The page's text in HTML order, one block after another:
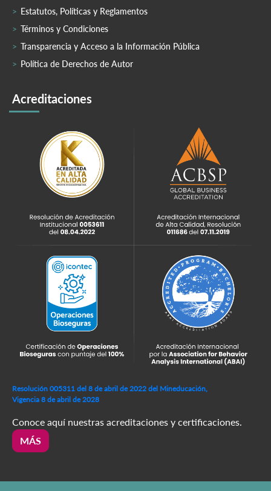
Estatutos, Políticas y Reglamentos
Términos y Condiciones
Transparencia y Acceso a la Información Pública
Política de Derechos de Autor
Acreditaciones
Resolución 005311 del 8 de abril de 2022 del Mineducación,
Vigencia 8 de abril de 2028
Conoce aquí nuestras acreditaciones y certificaciones.
MÁS